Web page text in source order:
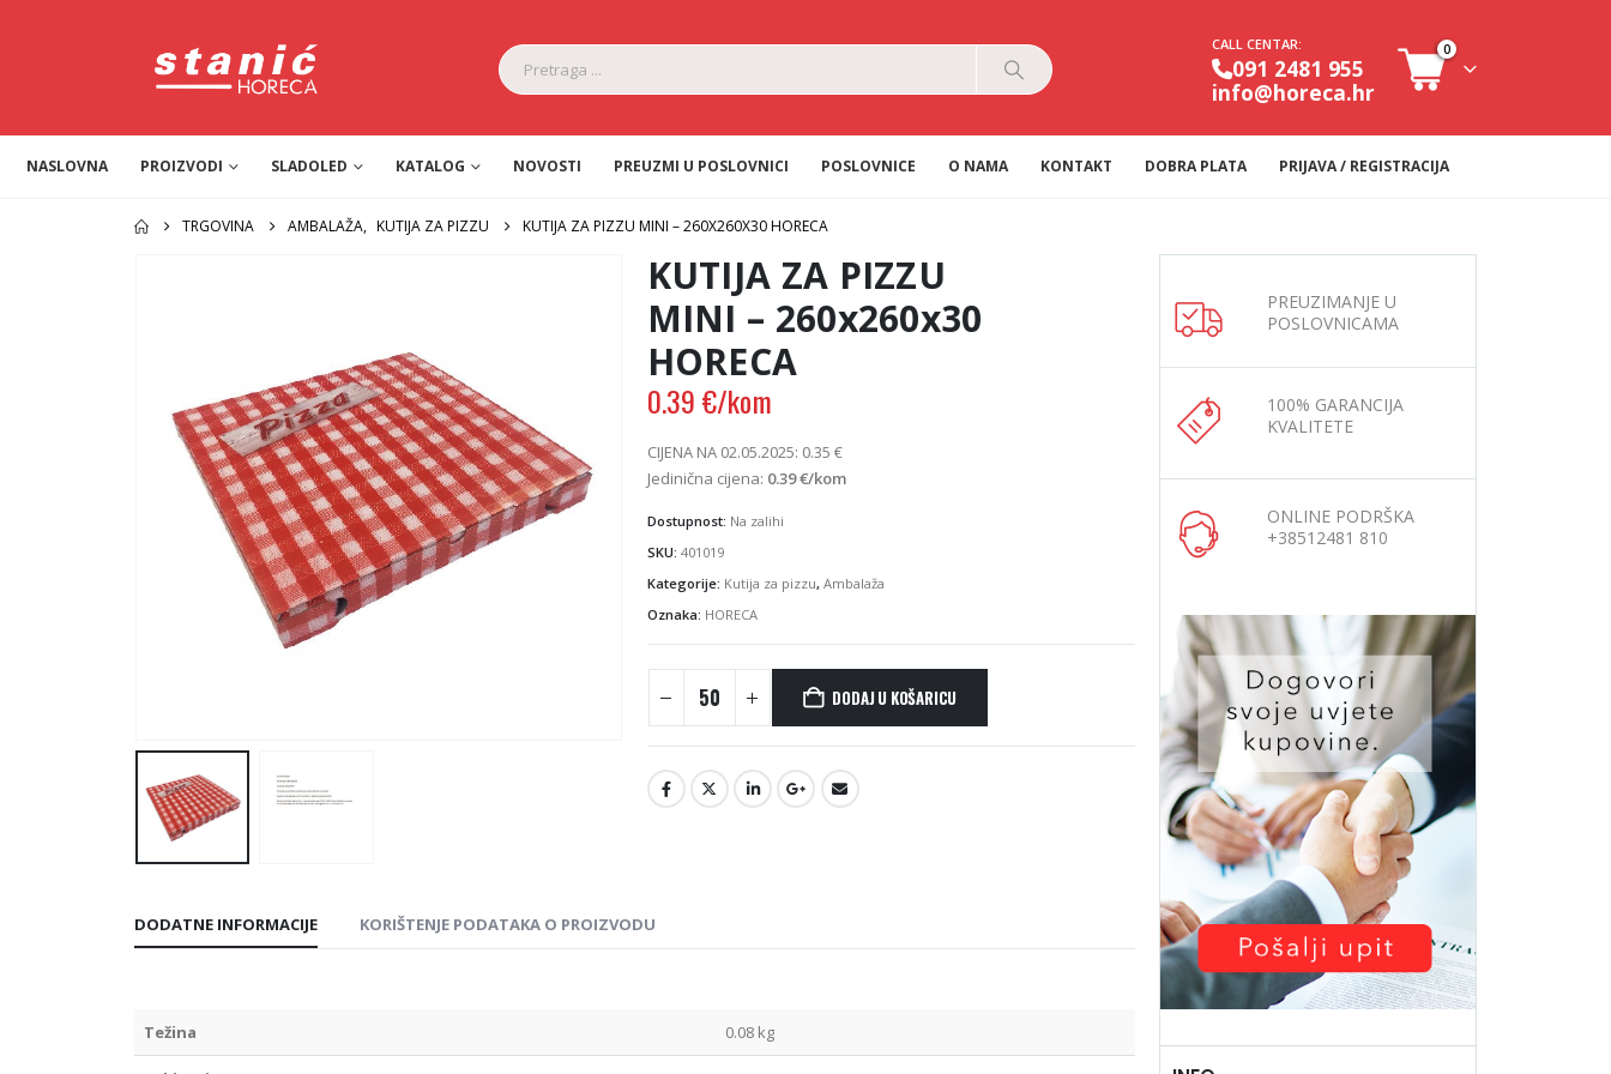
CALL CENTAR:
091 2481 955
info@horeca.hr
0
NASLOVNA PROIZVODI SLADOLED KATALOG NOVOSTI PREUZMI U POSLOVNICI POSLOVNICE O NAMA KONTAKT DOBRA PLATA PRIJAVA / REGISTRACIJA
TRGOVINA AMBALAŽA, KUTIJA ZA PIZZU KUTIJA ZA PIZZU MINI – 260X260X30 HORECA
KUTIJA ZA PIZZU
MINI – 260x260x30
HORECA
0.39€/kom
CIJENA NA 02.05.2025: 0.35 €
Jedinična cijena: 0.39€/kom
Dostupnost: Na zalihi
SKU: 401019
Kategorije: Kutija za pizzu, Ambalaža
Oznaka: HORECA
DODAJ U KOŠARICU
DODATNE INFORMACIJE KORIŠTENJE PODATAKA O PROIZVODU
Težina 0.08 kg
PREUZIMANJE U
POSLOVNICAMA
100% GARANCIJA
KVALITETE
ONLINE PODRŠKA
+38512481 810